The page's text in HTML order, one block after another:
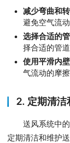
减少弯曲和
避免空气流动
选择合适的
择合适的管
使用平滑内
气流动的摩擦
2. 定期清洁
送风系统中
定期清洁和维护